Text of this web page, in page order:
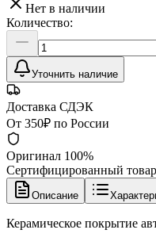
Нет в наличии
Количество:
Уточнить наличие
Доставка СДЭК
От 350₽ по России
Оригинал 100%
Сертифицированный товар
Описание
Керамическое покрытие